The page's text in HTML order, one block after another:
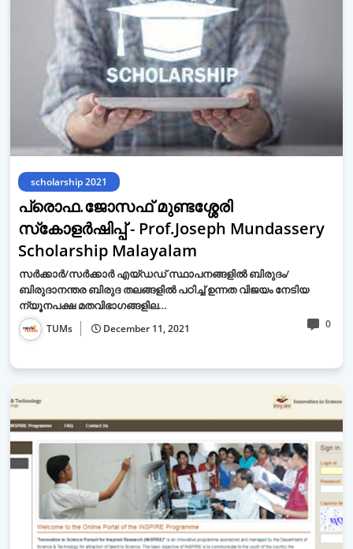
scholarship 2021
പ്രൊഫ.ജോസഫ് മുണ്ടശ്ശേരി
സ്‌കോളർഷിപ്പ് - Prof.Joseph Mundassery
Scholarship Malayalam
സർക്കാർ/സർക്കാർ എയ്ഡഡ് സ്ഥാപനങ്ങളിൽ ബിരുദം/
ബിരുദാനന്തര ബിരുദ തലങ്ങളിൽ പഠിച്ച് ഉന്നത വിജയം നേടിയ
ന്യൂനപക്ഷ മതവിഭാഗങ്ങളില…
TUMs December 11, 2021 0